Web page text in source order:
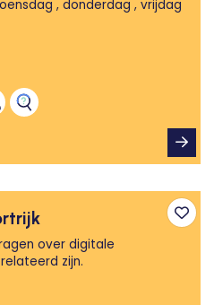
, donderdag , vrijdag
over digitale
zijn.